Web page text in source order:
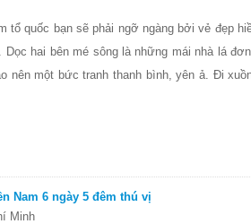
tổ quốc bạn sẽ phải ngỡ ngàng bởi vẻ đẹp
hai bên mé sông là những mái nhà lá
một bức tranh thanh bình, yên ả. Đi
Nam 6 ngày 5 đêm thú vị
Minh